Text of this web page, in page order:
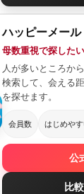
ハッピーメール
母数重視で探した
人が多いところか
検索して、会える
を探せます。
会員数 はじめや
公
比